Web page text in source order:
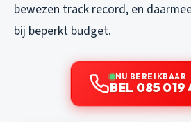
bewezen track record, en
bij beperkt budget.
NU BEREIKBAAR
BEL 085 019